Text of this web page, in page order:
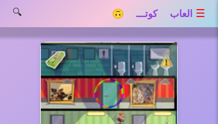
☰ العاب كوتـــ 🙃 🔍